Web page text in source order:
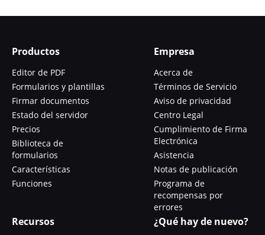
Productos
Editor de PDF
Formularios y plantillas
Firmar documentos
Estado del servidor
Precios
Biblioteca de
formularios
Características
Funciones
Empresa
Acerca de
Términos de Servicio
Aviso de privacidad
Centro Legal
Cumplimiento de Firma
Electrónica
Asistencia
Notas de publicación
Programa de
recompensas por
errores
Recursos ¿Qué hay de nuevo?